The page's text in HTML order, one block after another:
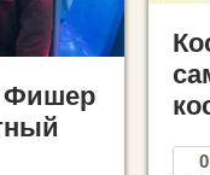
0
Фишер